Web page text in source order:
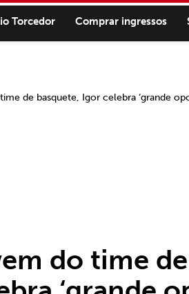
Torcedor Comprar ingressos
do time